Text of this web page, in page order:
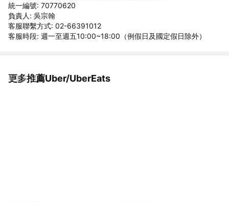
統一編號: 70770620
負責人: 吳宗翰
客服聯繫方式: 02-66391012
客服時段: 週一至週五10:00~18:00（例假日及國定假日除外）
更多推薦Uber/UberEats
看更多